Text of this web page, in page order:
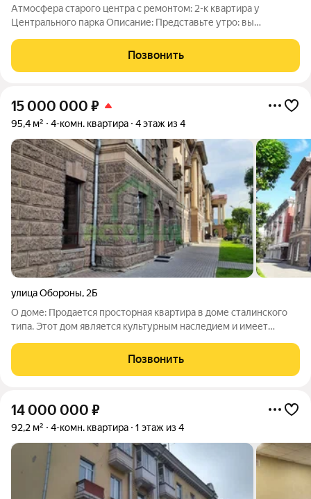
Атмосфера старого центра с ремонтом: 2-к квартира у
Центрального парка Описание: Представьте утро: вы
кофе, глядя на солнечную сторону, и слышите пение птиц из
Центрального парка. Это не
Позвонить
15 000 000 ₽
95,4 м² 4-комн. квартира 4 этаж из 4
улица Обороны, 2Б
О доме: Продается просторная квартира в доме сталинского
типа. Этот дом является культурным наследием и имеет
Красноярска! Данный дом построен в 1951 году и является
настоящей жемчужиной архитектуры.
Позвонить
14 000 000 ₽
92,2 м² 4-комн. квартира 1 этаж из 4